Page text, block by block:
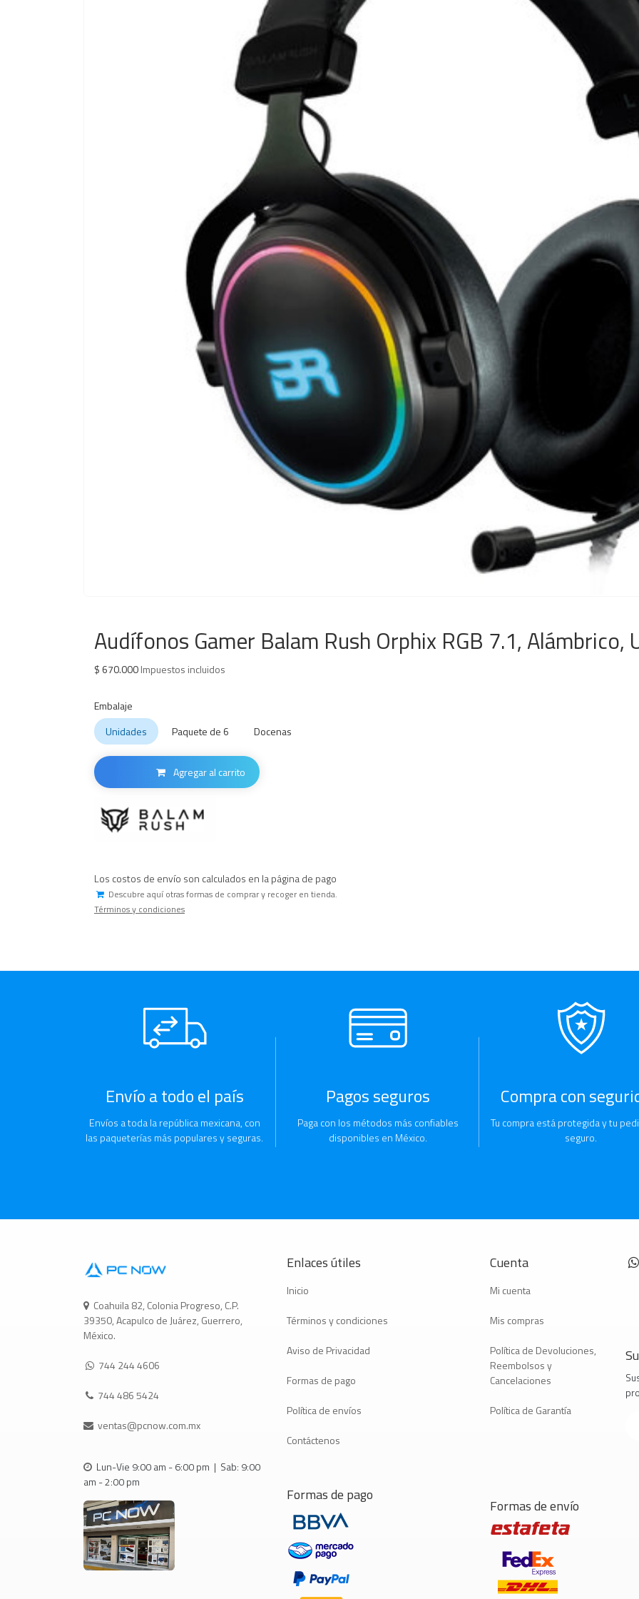
Audífonos Gamer Balam Rush Orphix RGB 7.1, Alámbrico,
$ 670.000Impuestos incluidos
Embalaje
Unidades
Paquete de 6 Docenas
Agregar al carrito
Los costos de envío son calculados en la página de pago
Descubre aquí otras formas de comprar y recoger en tienda.
Términos y condiciones
Envío a todo el país
Envíos a toda la república mexicana, con
las paqueterías más populares y seguras.
Pagos seguros
Paga con los métodos más confiables
disponibles en México.
Compra con
Tu compra está protegida y tu
seguro.
Coahuila 82, Colonia Progreso, C.P.
39350, Acapulco de Juárez, Guerrero,
México.
744 244 4606
744 486 5424
ventas@pcnow.com.mx
Lun-Vie 9:00 am - 6:00 pm | Sab: 9:00
am - 2:00 pm
Enlaces útiles
Inicio
Términos y condiciones
Aviso de Privacidad
Formas de pago
Política de envíos
Contáctenos
Formas de pago
Cuenta
Mi cuenta
Mis compras
Política de Devoluciones,
Reembolsos y
Cancelaciones
Política de Garantía
Formas de envío